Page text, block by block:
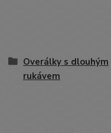
Overálky s dlouhým
rukávem